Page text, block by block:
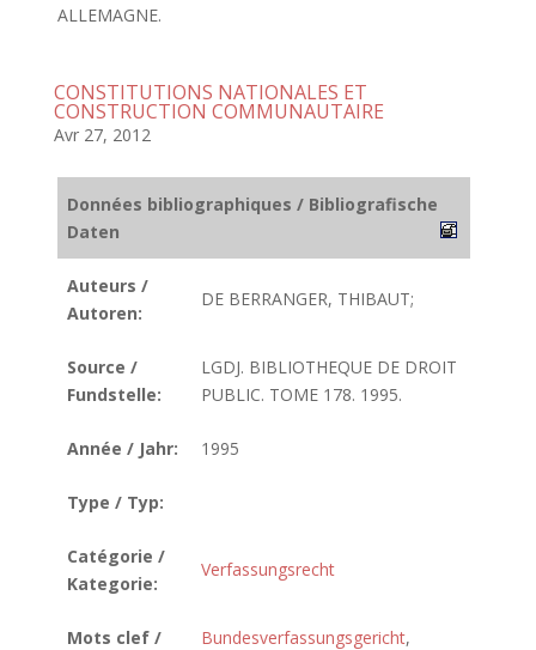
ALLEMAGNE.
CONSTITUTIONS NATIONALES ET
CONSTRUCTION COMMUNAUTAIRE
Avr 27, 2012
Données bibliographiques / Bibliografische
Daten
Auteurs /
Autoren:
DE BERRANGER, THIBAUT;
Source /
Fundstelle:
LGDJ. BIBLIOTHEQUE DE DROIT
PUBLIC. TOME 178. 1995.
Année / Jahr: 1995
Type / Typ:
Catégorie /
Kategorie:
Verfassungsrecht
Mots clef /
Bundesverfassungsgericht,